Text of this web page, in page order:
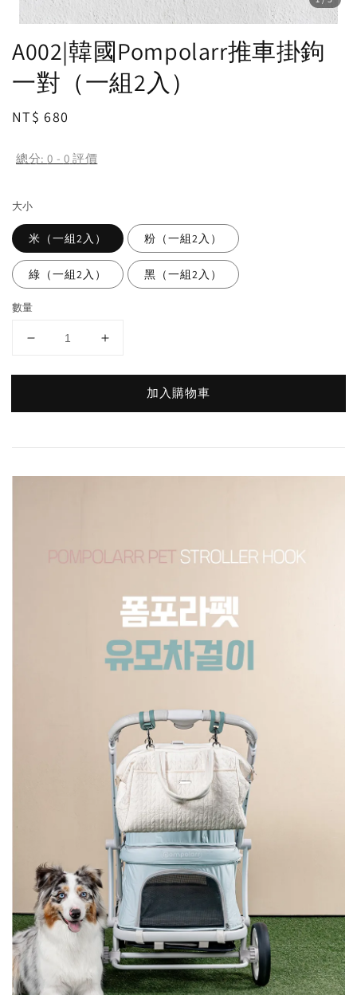
A002|韓國Pompolarr推車掛鉤
一對（一組2入）
Regular
NT$ 680
總分:0 - 0 評價
大小
米（一組2入） 粉（一組2入）
綠（一組2入） 黑（一組2入）
數量
加入購物車